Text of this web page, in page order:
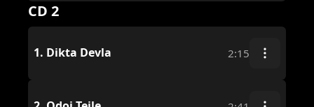
CD 2
1. Dikta Devla 2:15